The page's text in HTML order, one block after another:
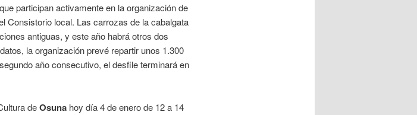
participan activamente en la organización de
Consistorio local. Las carrozas de la cabalgata
antiguas, y este año habrá otros dos
la organización prevé repartir unos 1.300
año consecutivo, el desfile terminará en
deOsuna hoy día 4 de enero de 12 a 14